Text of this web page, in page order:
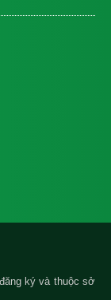
ký và thuộc sở